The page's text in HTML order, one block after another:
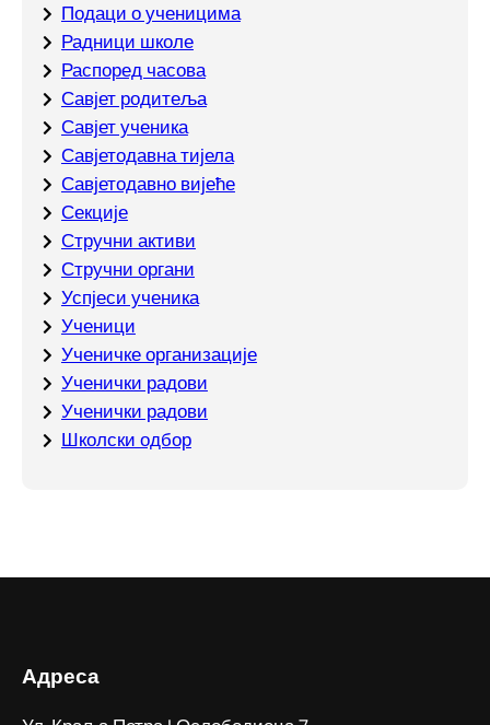
Подаци о ученицима
Радници школе
Распоред часова
Савјет родитеља
Савјет ученика
Савјетодавна тијела
Савјетодавно вијеће
Секције
Стручни активи
Стручни органи
Успјеси ученика
Ученици
Ученичке организације
Ученички радови
Ученички радови
Школски одбор
Адреса